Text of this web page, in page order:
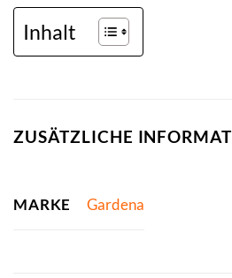
Inhalt
ZUSÄTZLICHE
MARKE Gardena